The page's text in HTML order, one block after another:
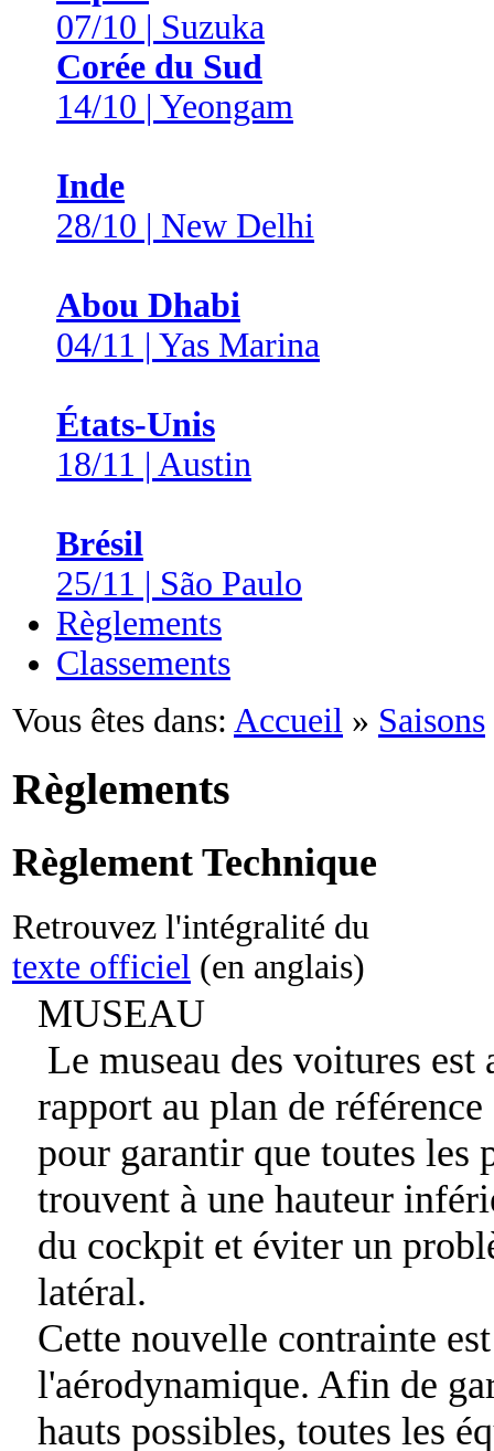
07/10 | Suzuka
Corée du Sud
14/10 | Yeongam
Inde
28/10 | New Delhi
Abou Dhabi
04/11 | Yas Marina
États-Unis
18/11 | Austin
Brésil
25/11 | São Paulo
Règlements
Classements
Vous êtes dans: Accueil » Saisons
Règlements
Règlement Technique
Retrouvez l'intégralité du
texte officiel (en anglais)
MUSEAU
Le museau des voitures est
rapport au plan de
pour garantir que toutes les
trouvent à une hauteur
du cockpit et éviter un
latéral.
Cette nouvelle contrainte
l'aérodynamique. Afin de
hauts possibles, toutes les